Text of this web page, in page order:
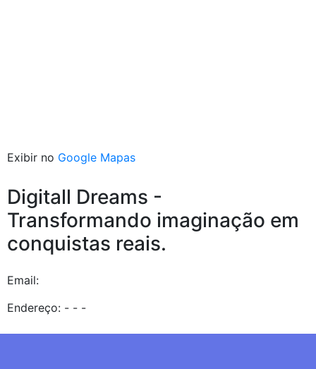
Exibir no Google Mapas
Digitall Dreams -
Transformando imaginação em
conquistas reais.
Email:
Endereço: - - -